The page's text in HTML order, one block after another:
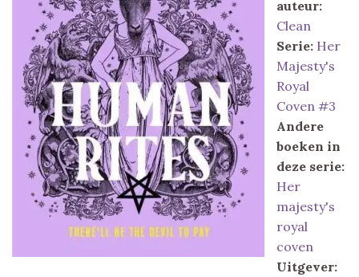
auteur:
Clean
Serie: Her
Majesty's
Royal
Coven #3
Andere
boeken in
deze serie:
Her
majesty's
royal
coven
Uitgever: